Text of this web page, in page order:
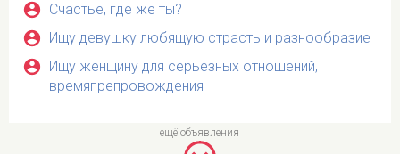
Счастье, где же ты?
Ищу девушку любящую страсть и разнообразие
Ищу женщину для серьезных отношений,
времяпрепровождения